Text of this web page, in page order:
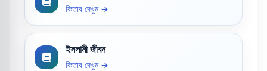
কিতাব দেখুন →
ইসলামী জীবন
কিতাব দেখুন →